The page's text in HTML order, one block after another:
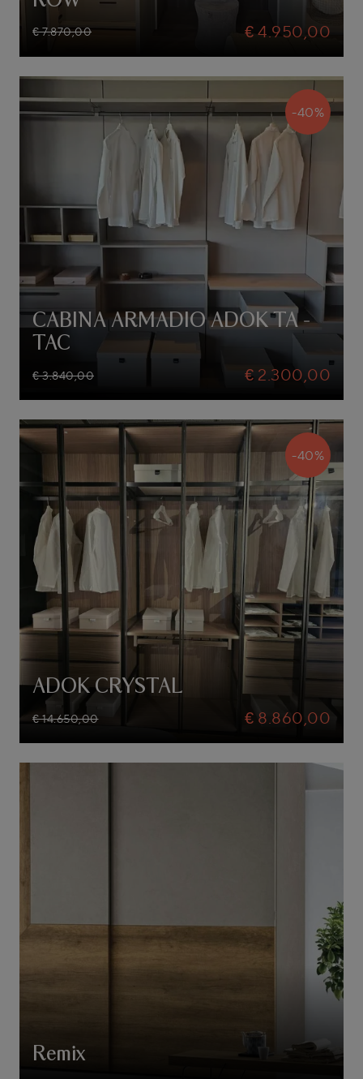
€ 7.870,00 € 4.950,00
-40%
CABINA ARMADIO ADOK TA -
TAC
€ 3.840,00 € 2.300,00
-40%
ADOK CRYSTAL
€ 14.650,00 € 8.860,00
Remix